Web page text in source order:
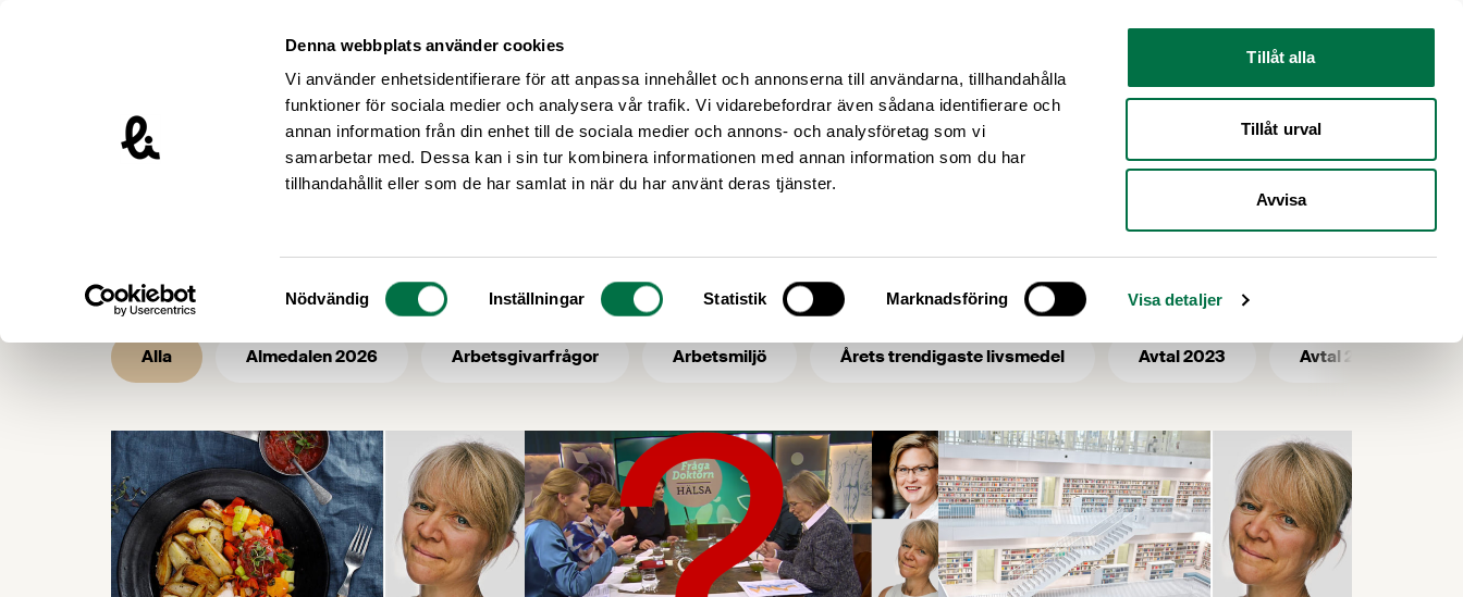
Denna webbplats använder cookies
Vi använder enhetsidentifierare för att anpassa innehållet och annonserna till användarna, tillhandahålla
funktioner för sociala medier och analysera vår trafik. Vi vidarebefordrar även sådana identifierare och
annan information från din enhet till de sociala medier och annons- och analysföretag som vi
samarbetar med. Dessa kan i sin tur kombinera informationen med annan information som du har
tillhandahållit eller som de har samlat in när du har använt deras tjänster.
Samtyckesval
Nödvändig Inställningar Statistik Marknadsföring Visa detaljer
Tillåt alla
Tillåt urval
Avvisa
Livsmedelsföretagen – till startsidan
Livsmedelsföretagen / Nyhetsarkiv / elisabet rytter
Nyhetsarkiv - ämne: elisabet rytter
Alla Almedalen 2026 Arbetsgivarfrågor Arbetsmiljö Årets trendigaste livsmedel Avtal 2023 Avtal 2025